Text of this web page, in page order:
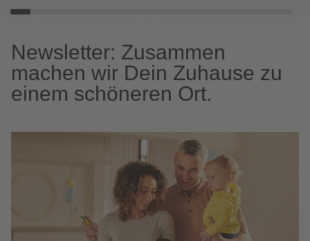
Newsletter: Zusammen
machen wir Dein Zuhause zu
einem schöneren Ort.